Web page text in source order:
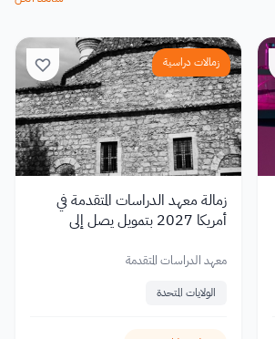
زمالات دراسية
زمالة معهد الدراسات المتقدمة في
أمريكا 2027 بتمويل يصل إلى
معهد الدراسات المتقدمة
الولايات المتحدة